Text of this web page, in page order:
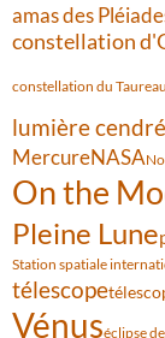
amas des
constellation
constellation du Taureau
lumière
MercureNASA
On the
Pleine Lune
Station spatiale
télescope
Vénuséclipse